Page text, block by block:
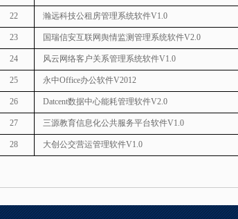
22 瀚远科技公租房管理系统软件V1.0
23 国瑞信安互联网舆情监测管理系统软件V2.0
24 风云网络客户关系管理系统软件V1.0
25 永中Office办公软件V2012
26 Datcent数据中心能耗管理软件V2.0
27 三源教育信息化公共服务平台软件V1.0
28 大创公交营运管理软件V1.0